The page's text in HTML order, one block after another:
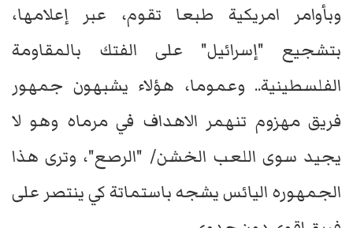
وبأوامر امريكية طبعا تقوم، عبر إعلامها،
بتشجيع "إسرائيل" على الفتك بالمقاومة
الفلسطينية.. وعموما، هؤلاء يشبهون جمهور
فريق مهزوم تنهمر الاهداف في مرماه وهو لا
يجيد سوى اللعب الخشن/ "الرصع"، وترى هذا
الجمهوره اليائس يشجه باستماتة كي ينتصر على